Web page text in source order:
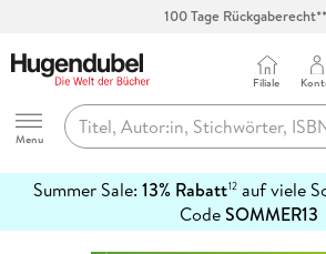
100 Tage
Hugendubel
Menu
Filiale
Summer Sale: 13% Rabatt12auf viele
CodeSOMMER13
erfahren